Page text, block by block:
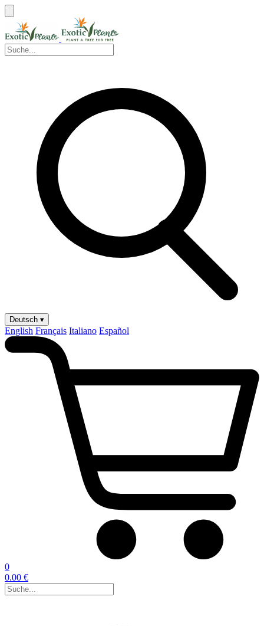
Deutsch ▾
English Français Italiano Español
0
0.00 €